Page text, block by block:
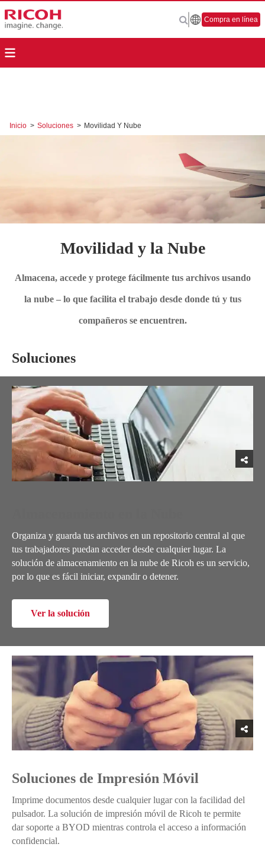
Compra en línea
Inicio > Soluciones > Movilidad Y Nube
Movilidad y la Nube
Almacena, accede y protege fácilmente tus archivos usando
la nube – lo que facilita el trabajo desde donde tú y tus
compañeros se encuentren.
Soluciones
Organiza y guarda tus archivos en un repositorio central al que
tus trabajadores puedan acceder desde cualquier lugar. La
solución de almacenamiento en la nube de Ricoh es un servicio,
por lo que es fácil iniciar, expandir o detener.
Ver la solución
Soluciones de Impresión Móvil
Imprime documentos desde cualquier lugar con la facilidad del
pulsador. La solución de impresión móvil de Ricoh te permite
dar soporte a BYOD mientras controla el acceso a información
confidencial.